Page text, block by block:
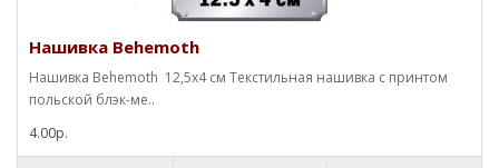
Нашивка Behemoth
Нашивка Behemoth 12,5х4 см Текстильная нашивка с принтом
польской блэк-ме..
4.00р.